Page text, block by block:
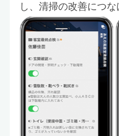
し、清掃の改善につな